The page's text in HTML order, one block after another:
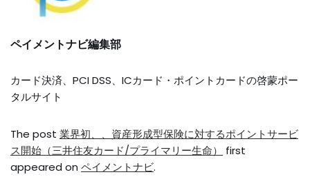
ペイメントナビ編集部
カード決済、PCI DSS、ICカード・ポイントカードの啓蒙ポー
タルサイト
The post 業界初、、資産形成型保険に対するポイントサービ
ス開始（三井住友カード/プライマリー生命）
first
appeared on ペイメントナビ.